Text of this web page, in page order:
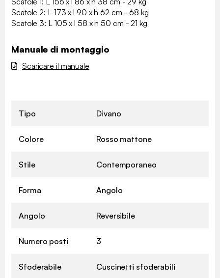
Scatole 2: L 173 x l 90 x h 62 cm - 68 kg
Scatole 3: L 105 x l 58 x h 50 cm - 21 kg
Manuale di montaggio
Scaricare il manuale
Tipo Divano
Colore Rosso mattone
Stile Contemporaneo
Forma Angolo
Angolo Reversibile
Numero posti 3
Sfoderabile Cuscinetti sfoderabili